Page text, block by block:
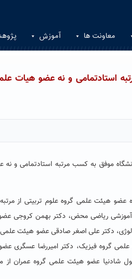
معاونت ها آموزش
استادتمامی و نه عضو هیات
موفق به کسب مرتبه استادتمامی و
هیئت علمی گروه علوم تربیتی از مرتبه
آموزشی ریاضی محض، دکتر بهمن کروجی
دکتر علی اصغر صادقی عضو هیئت
گروه فیزیک، دکتر امیررضا عسگری
شادنیا عضو هیئت علمی گروه عمران از